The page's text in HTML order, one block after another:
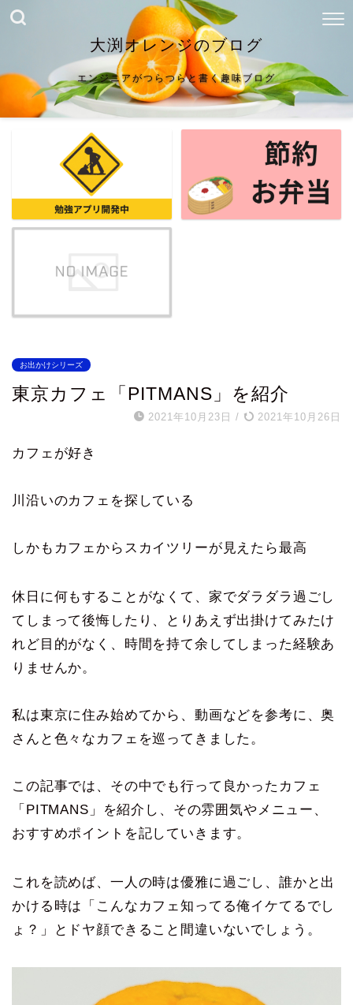
大渕オレンジのブログ
エンジニアがつらつらと書く趣味ブログ
お出かけシリーズ
東京カフェ「PITMANS」を紹介
2021年10月23日 / 2021年10月26日
カフェが好き
川沿いのカフェを探している
しかもカフェからスカイツリーが見えたら最高
休日に何もすることがなくて、家でダラダラ過ごし
てしまって後悔したり、とりあえず出掛けてみたけ
れど目的がなく、時間を持て余してしまった経験あ
りませんか。
私は東京に住み始めてから、動画などを参考に、奥
さんと色々なカフェを巡ってきました。
この記事では、その中でも行って良かったカフェ
「PITMANS」を紹介し、その雰囲気やメニュー、
おすすめポイントを記していきます。
これを読めば、一人の時は優雅に過ごし、誰かと出
かける時は「こんなカフェ知ってる俺イケてるでし
ょ？」とドヤ顔できること間違いないでしょう。